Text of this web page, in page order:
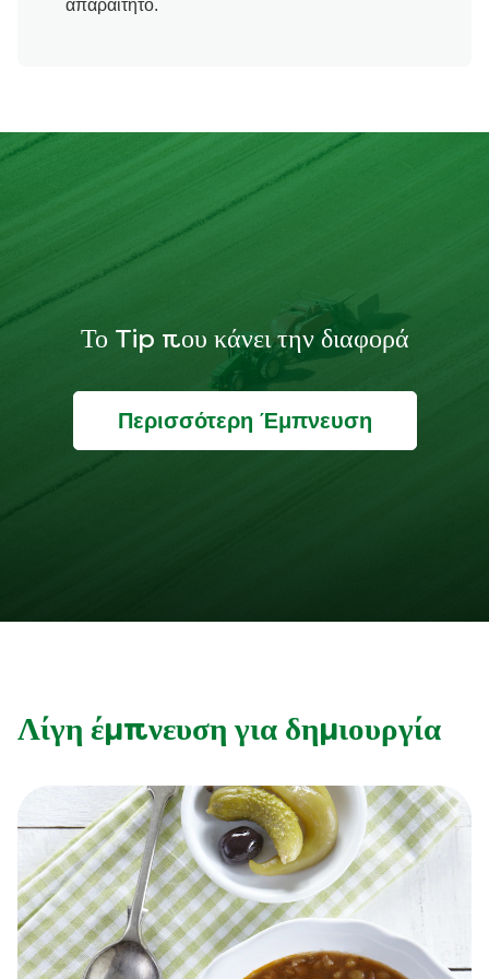
απαραίτητο.
Το Tip που κάνει την διαφορά
Περισσότερη Έμπνευση
Λίγη έμπνευση για δημιουργία